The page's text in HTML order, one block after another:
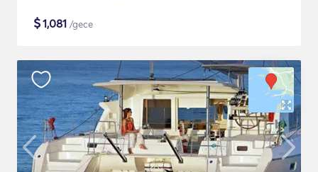
$1,081 /gece